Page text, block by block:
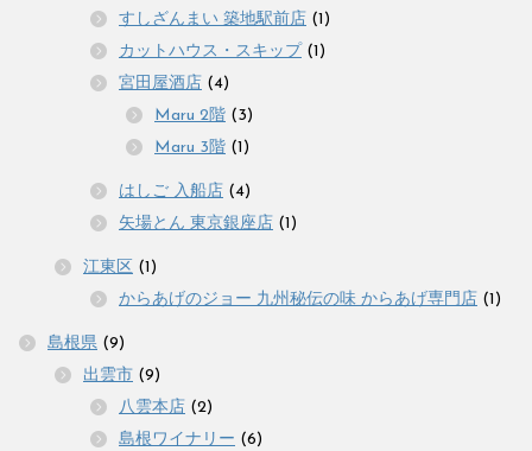
すしざんまい 築地駅前店 (1)
カットハウス・スキップ (1)
宮田屋酒店 (4)
Maru 2階 (3)
Maru 3階 (1)
はしご 入船店 (4)
矢場とん 東京銀座店 (1)
江東区 (1)
からあげのジョー 九州秘伝の味 からあげ専門店 (1)
島根県 (9)
出雲市 (9)
八雲本店 (2)
島根ワイナリー (6)